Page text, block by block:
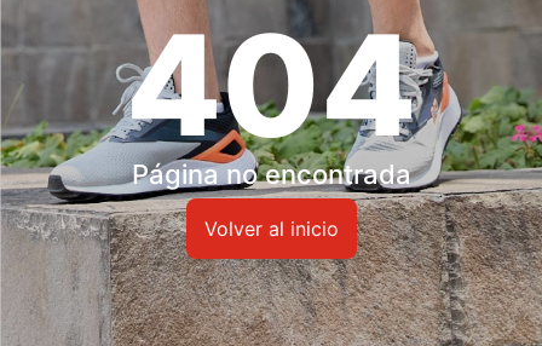
Niños
Accesorios
🏃‍♀️🏃‍♂️ Zona del Hincha
👀 Lo Nuevo
404
Página no encontrada
Volver al inicio